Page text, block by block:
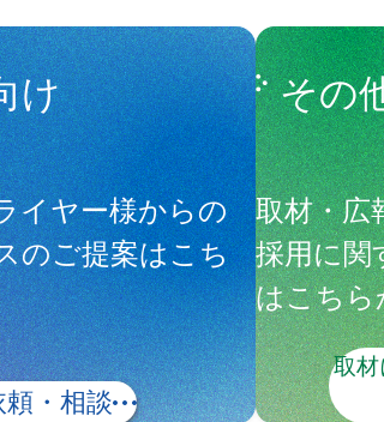
け
イヤー様からの
のご提案はこち
・相談
その
取材・広
採用に関
はこちら
取材